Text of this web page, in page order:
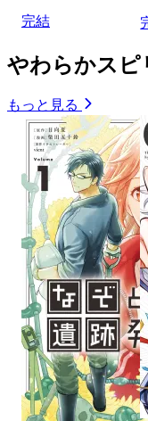
完結
やわらかスピ
もっと見る